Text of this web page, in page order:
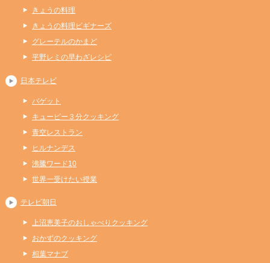
きょうの料理
きょうの料理ビギナーズ
グレーテルのかまど
平野レミの早わざレシピ
日本テレビ
バゲット
キューピー３分クッキング
青空レストラン
ヒルナンデス
沸騰ワード10
世界一受けたい授業
テレビ朝日
上沼恵美子のおしゃべりクッキング
おかずのクッキング
相葉マナブ